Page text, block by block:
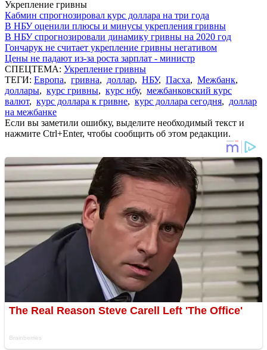
Укрепление гривны
Кабмин спрогнозировал курс доллара на три года
В НБУ оценили плюсы и минусы укрепления гривны
В НБУ спрогнозировали динамику гривны на 2020 год
Гончарук не считает укрепление гривны негативом
Цены не падают из-за роста зарплат - министр
СПЕЦТЕМА: Укрепление гривны
ТЕГИ: Европа, гривна, доллар, НБУ, Пасха, Межбанк,
доллары, курс гривны, курс нбу, межбанковский курс
валют, курс доллара к гривне, курс доллара сегодня, доллар
на межбанке
Если вы заметили ошибку, выделите необходимый текст и
нажмите Ctrl+Enter, чтобы сообщить об этом редакции.